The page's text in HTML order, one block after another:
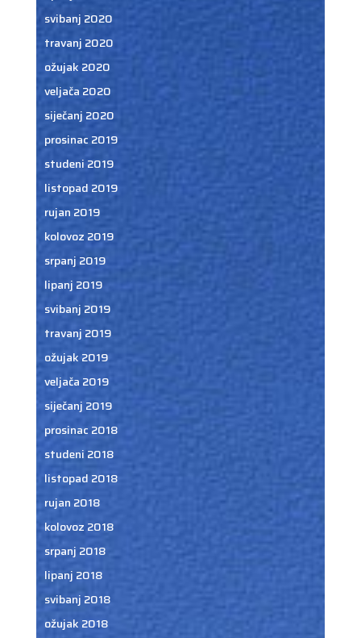
svibanj 2020
travanj 2020
ožujak 2020
veljača 2020
siječanj 2020
prosinac 2019
studeni 2019
listopad 2019
rujan 2019
kolovoz 2019
srpanj 2019
lipanj 2019
svibanj 2019
travanj 2019
ožujak 2019
veljača 2019
siječanj 2019
prosinac 2018
studeni 2018
listopad 2018
rujan 2018
kolovoz 2018
srpanj 2018
lipanj 2018
svibanj 2018
ožujak 2018